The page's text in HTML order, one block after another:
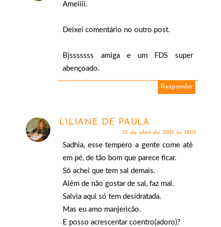
Ameiiii.
Deixei comentário no outro post.
Bjsssssss amiga e um FDS super
abençoado.
Responder
LILIANE DE PAULA
12 de abril de 2013 às 18:03
Sadhia, esse tempero a gente come até
em pé, de tão bom que parece ficar.
Só achei que tem sal demais.
Além de não gostar de sal, faz mal.
Salvia aqui só tem desidratada.
Mas eu amo manjericão.
E posso acrescentar coentro(adoro)?